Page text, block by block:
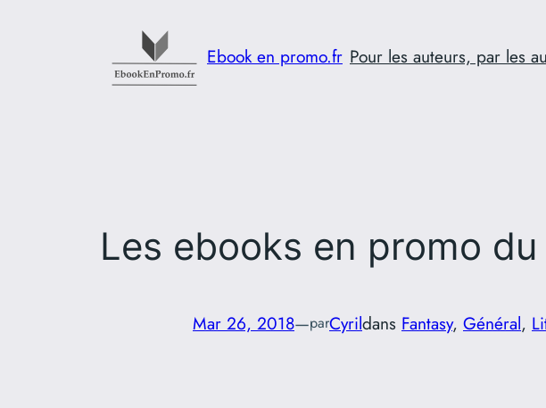
Ebook en promo.fr Pour les auteurs, par les
Les ebooks en promo
Mar 26, 2018—parCyrildans Fantasy, Général,